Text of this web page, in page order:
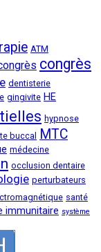
ATM
congrès
dentisterie
gingivite HE
hypnose
buccal MTC
médecine
occlusion dentaire
perturbateurs
santé
immunitaire système